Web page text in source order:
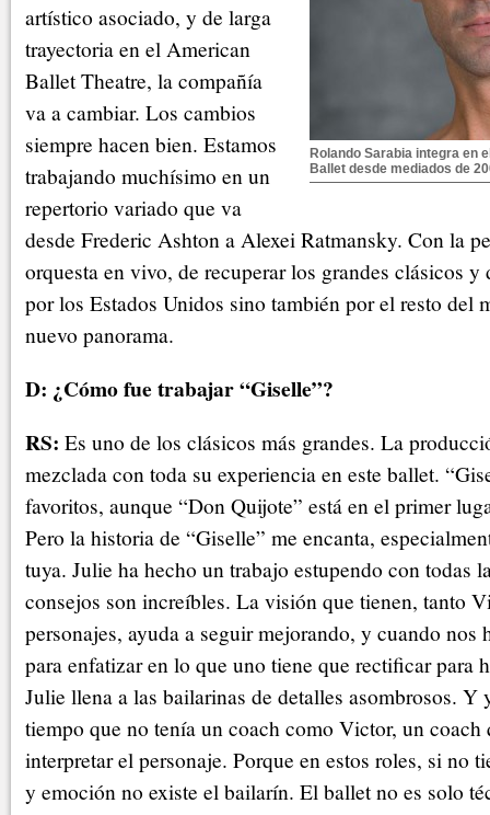
Rolando Sarabia integra en
Ballet desde mediados de
artístico asociado, y de larga
trayectoria en el American
Ballet Theatre, la compañía
va a cambiar. Los cambios
siempre hacen bien. Estamos
trabajando muchísimo en un
repertorio variado que va
desde Frederic Ashton a Alexei Ratmansky. Con la
orquesta en vivo, de recuperar los grandes clásicos y
por los Estados Unidos sino también por el resto del
nuevo panorama.
D: ¿Cómo fue trabajar “Giselle”?
RS: Es uno de los clásicos más grandes. La
mezclada con toda su experiencia en este ballet.
favoritos, aunque “Don Quijote” está en el primer
Pero la historia de “Giselle” me encanta,
tuya. Julie ha hecho un trabajo estupendo con todas
consejos son increíbles. La visión que tienen, tanto
personajes, ayuda a seguir mejorando, y cuando nos
para enfatizar en lo que uno tiene que rectificar para
Julie llena a las bailarinas de detalles asombrosos. Y
tiempo que no tenía un coach como Victor, un coach
interpretar el personaje. Porque en estos roles, si no
y emoción no existe el bailarín. El ballet no es solo